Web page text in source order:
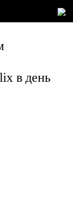
в день